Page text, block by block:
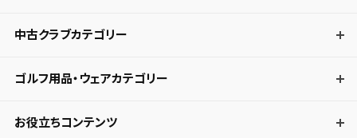
中古クラブカテゴリー
ゴルフ用品・ウェアカテゴリー
お役立ちコンテンツ